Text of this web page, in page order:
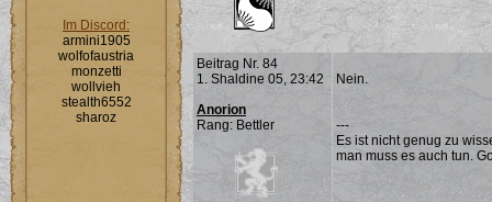
Im Discord:
armini1905
wolfofaustria
monzetti
wollvieh
stealth6552
sharoz
Beitrag Nr. 84
1. Shaldine 05, 23:42
Anorion
Rang: Bettler
Nein.
---
Es ist nicht genug zu
man muss es auch tun.